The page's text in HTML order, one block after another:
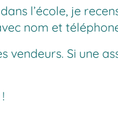
l’école, je
nom et
Si une